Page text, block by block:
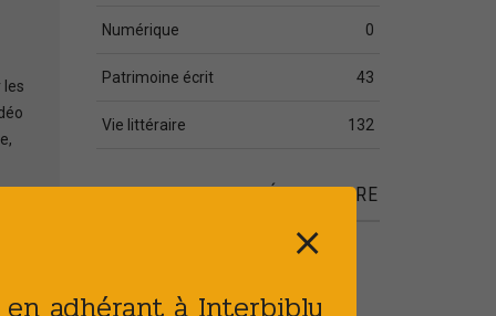
les
Numérique 0
Patrimoine écrit 43
Vie littéraire 132
ARTICLES COMPLÉMENTAIRE
d’action de sûreté des
⨯
adhérant à Interbibly